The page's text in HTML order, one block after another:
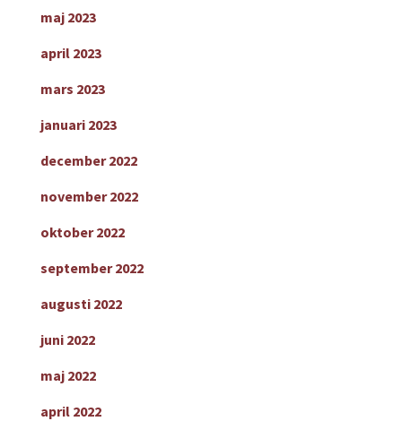
maj 2023
april 2023
mars 2023
januari 2023
december 2022
november 2022
oktober 2022
september 2022
augusti 2022
juni 2022
maj 2022
april 2022